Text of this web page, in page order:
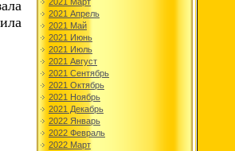
2021 Апрель
2021 Май
2021 Июнь
2021 Июль
2021 Август
2021 Сентябрь
2021 Октябрь
2021 Ноябрь
2021 Декабрь
2022 Январь
2022 Февраль
2022 Март